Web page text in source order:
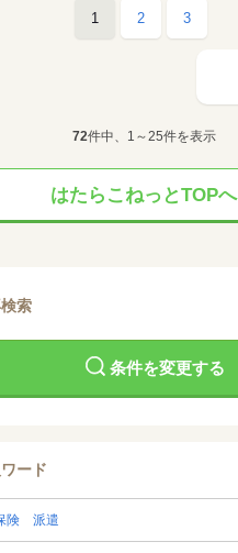
1 2 3
72件中、1～25件を表示
はたらこねっとTOPへ
索
条件を変更する
ード
険 派遣